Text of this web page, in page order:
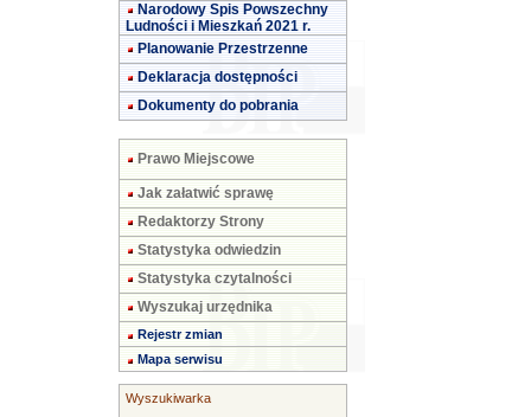
Narodowy Spis Powszechny
Ludności i Mieszkań 2021 r.
Planowanie Przestrzenne
Deklaracja dostępności
Dokumenty do pobrania
Prawo Miejscowe
Jak załatwić sprawę
Redaktorzy Strony
Statystyka odwiedzin
Statystyka czytalności
Wyszukaj urzędnika
Rejestr zmian
Mapa serwisu
Wyszukiwarka